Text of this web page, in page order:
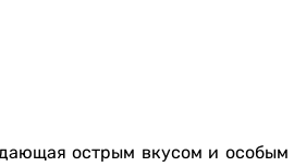
острым вкусом и